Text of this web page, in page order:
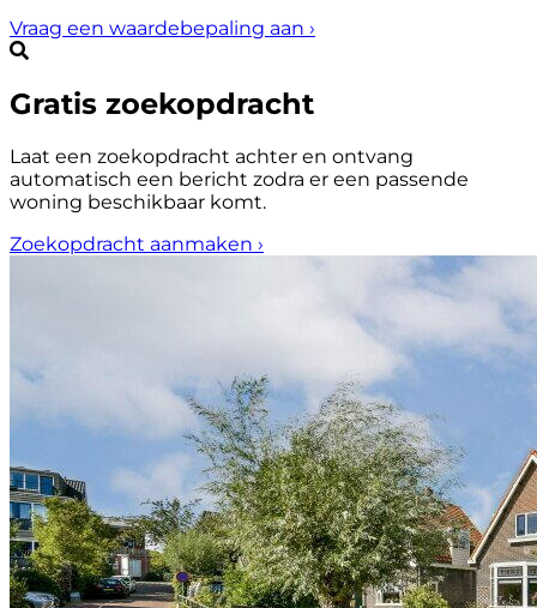
Vraag een waardebepaling aan ›
Gratis zoekopdracht
Laat een zoekopdracht achter en ontvang
automatisch een bericht zodra er een passende
woning beschikbaar komt.
Zoekopdracht aanmaken ›